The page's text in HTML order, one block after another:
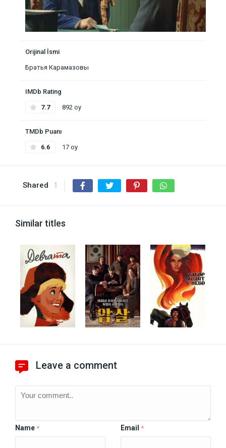
Orijinal İsmi
Братья Карамазовы
IMDb Rating
7.7 892 oy
TMDb Puanı
6.6 17 oy
Shared 1
Similar titles
Leave a comment
Name * Email *